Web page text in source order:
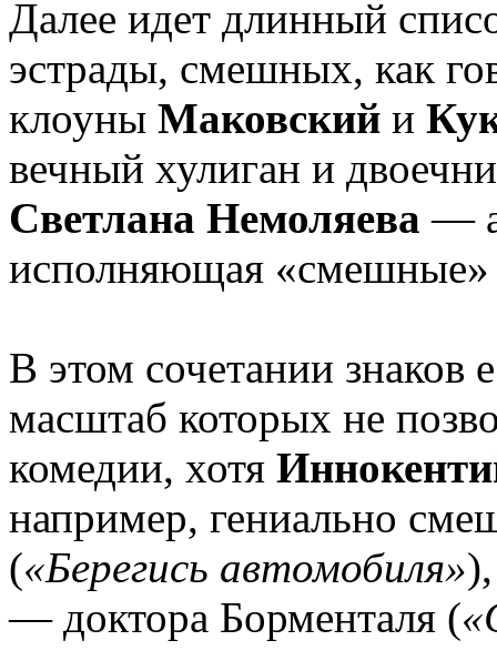
Далее идет длинный
эстрады, смешных, как
клоуны Маковский и
вечный хулиган и
Светлана Немоляева —
исполняющая «смешные»
В этом сочетании знаков
масштаб которых не
комедии, хотя
например, гениально
(«Берегись автомобиля»
— доктора Борменталя (